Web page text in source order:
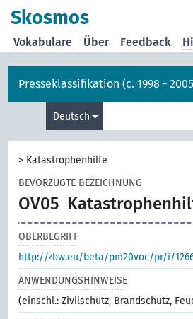
Skosmos
Vokabulare Über Feedback
Presseklassifikation (c. 1998 -
Deutsch
> Katastrophenhilfe
BEVORZUGTE BEZEICHNUNG
OV05
OBERBEGRIFF
http://zbw.eu/beta/pm20voc/pr/i/
ANWENDUNGSHINWEISE
(einschl.: Zivilschutz, Brandschutz,